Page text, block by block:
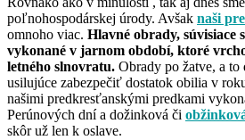
poľnohospodárskej úrody. Avšak naši
omnoho viac. Hlavné obrady, súvisiace
vykonané v jarnom období, ktoré
letného slnovratu. Obrady po žatve, a
usilujúce zabezpečiť dostatok obilia v
našimi predkresťanskými predkami
Perúnových dní a dožinková či
skôr už len k oslave.